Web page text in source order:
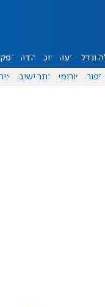
ונדל"ן דעות אוכל יהדות
ספורט פורומים אתר ישיבה